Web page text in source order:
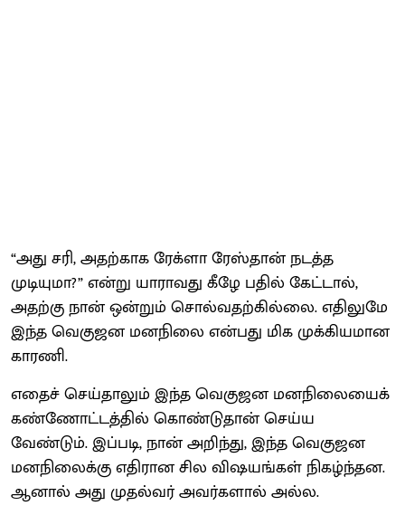
“அது சரி, அதற்காக ரேக்ளா ரேஸ்தான் நடத்த
முடியுமா?” என்று யாராவது கீழே பதில் கேட்டால்,
அதற்கு நான் ஒன்றும் சொல்வதற்கில்லை. எதிலுமே
இந்த வெகுஜன மனநிலை என்பது மிக முக்கியமான
காரணி.
எதைச் செய்தாலும் இந்த வெகுஜன மனநிலையைக்
கண்ணோட்டத்தில் கொண்டுதான் செய்ய
வேண்டும். இப்படி, நான் அறிந்து, இந்த வெகுஜன
மனநிலைக்கு எதிரான சில விஷயங்கள் நிகழ்ந்தன.
ஆனால் அது முதல்வர் அவர்களால் அல்ல.